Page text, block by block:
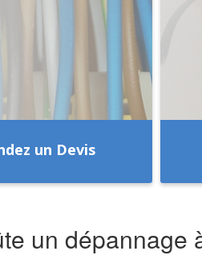
un Devis
un dépannage